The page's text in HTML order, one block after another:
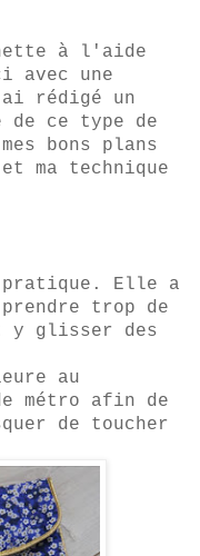
à l'aide
avec une
ai rédigé un
de ce type de
bons plans
ma technique
Elle a
trop de
y glisser des
au
métro afin de
de toucher